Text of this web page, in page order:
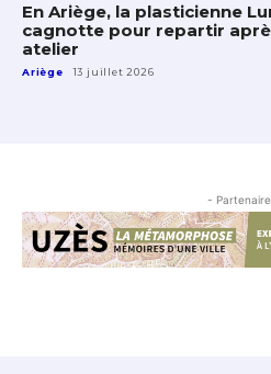
En Ariège, la plasticienne
cagnotte pour repartir
atelier
Ariège 13 juillet 2026
-